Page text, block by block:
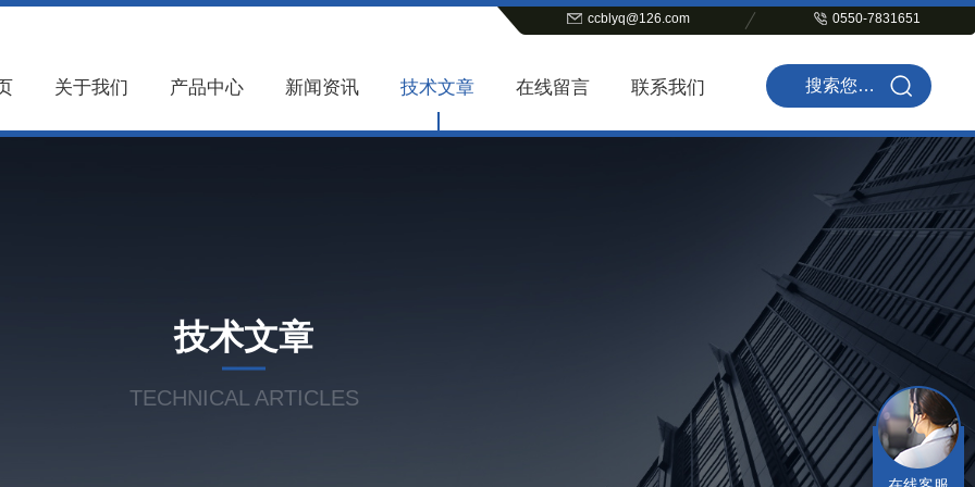
ccblyq@126.com 0550-7831651
关于我们 产品中心 新闻资讯 技术文章 在线留言 联系我们
技术文章
TECHNICAL ARTICLES